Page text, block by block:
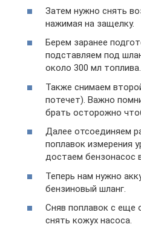
Затем нужно снять
нажимая на защелку.
Берем заранее
подставляем под
около 300 мл топлива.
Также снимаем
потечет). Важно
брать осторожно
Далее отсоединяем
поплавок измерения
достаем бензонасос
Теперь нам нужно
бензиновый шланг.
Сняв поплавок с еще
снять кожух насоса.